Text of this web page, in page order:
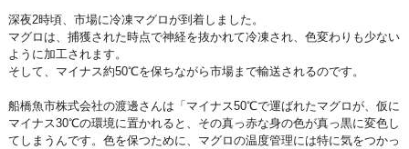
深夜2時頃、市場に冷凍マグロが到着しました。
マグロは、捕獲された時点で神経を抜かれて冷凍され、色変わりも少ない
ように加工されます。
そして、マイナス約50℃を保ちながら市場まで輸送されるのです。
船橋魚市株式会社の渡邊さんは「マイナス50℃で運ばれたマグロが、仮に
マイナス30℃の環境に置かれると、その真っ赤な身の色が真っ黒に変色し
てしまうんです。色を保つために、マグロの温度管理には特に気をつかっ